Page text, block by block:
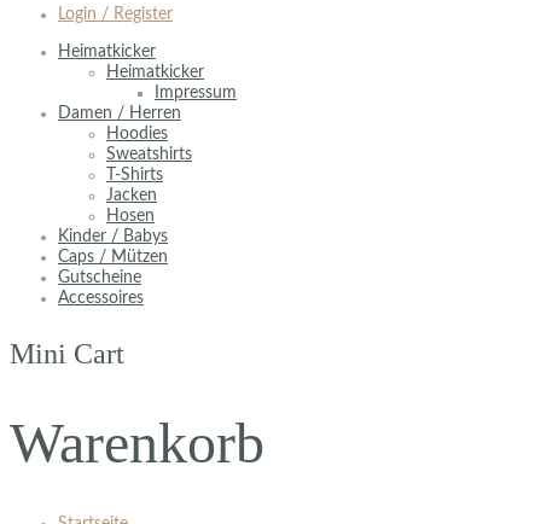
Login / Register
Heimatkicker
Heimatkicker
Impressum
Damen / Herren
Hoodies
Sweatshirts
T-Shirts
Jacken
Hosen
Kinder / Babys
Caps / Mützen
Gutscheine
Accessoires
Mini Cart
Warenkorb